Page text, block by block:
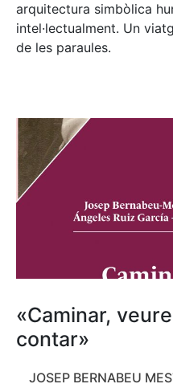
arquitectura simbòlica
intel·lectualment. Un
de les paraules.
«Caminar,
contar»
JOSEP BERNABEU